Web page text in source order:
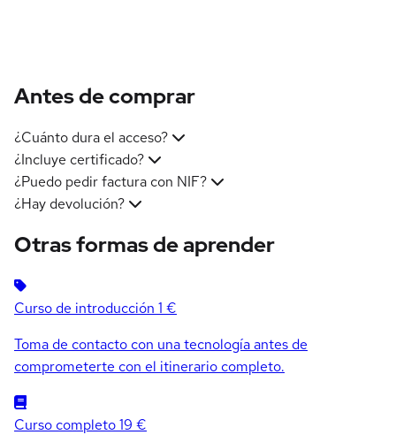
Antes de comprar
¿Cuánto dura el acceso?
¿Incluye certificado?
¿Puedo pedir factura con NIF?
¿Hay devolución?
Otras formas de aprender
Curso de introducción 1 €
Toma de contacto con una tecnología antes de
comprometerte con el itinerario completo.
Curso completo19 €